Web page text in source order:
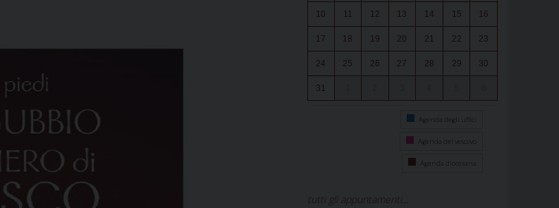
10 11 12 13 14 15 16
17 18 19 20 21 22 23
24 25 26 27 28 29 30
31
Agenda degli uffici
Agenda del vescovo
Agenda diocesana
tutti gli appuntamenti...